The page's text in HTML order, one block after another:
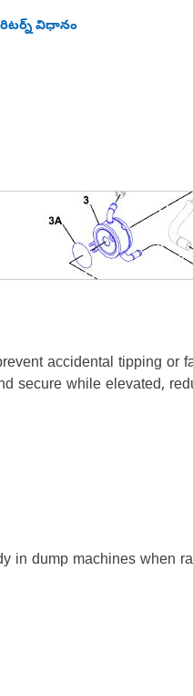
రిటర్న్ విధానం
accidental tipping or
secure while elevated,
in dump machines when